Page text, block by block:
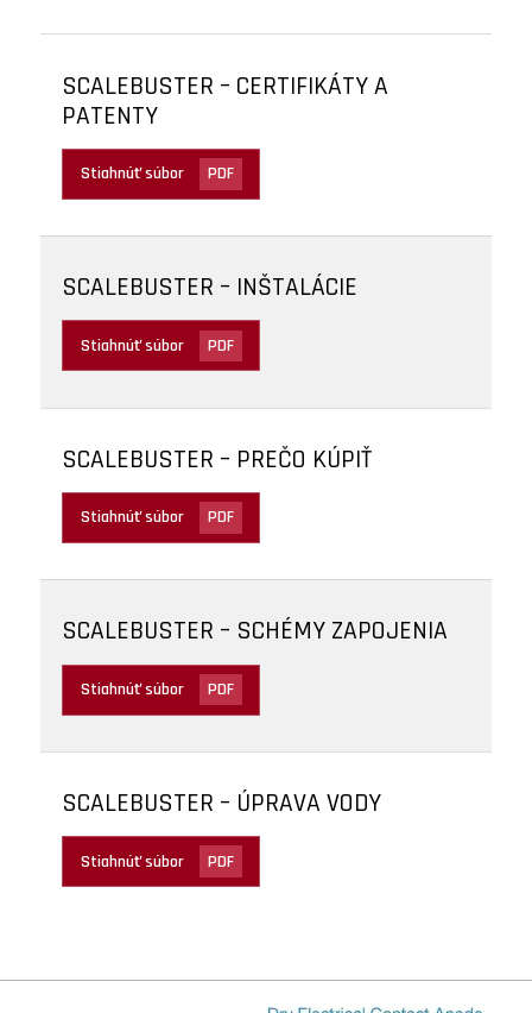
SCALEBUSTER – CERTIFIKÁTY A
PATENTY
Stiahnúť súbor PDF
SCALEBUSTER – INŠTALÁCIE
Stiahnúť súbor PDF
SCALEBUSTER – PREČO KÚPIŤ
Stiahnúť súbor PDF
SCALEBUSTER – SCHÉMY ZAPOJENIA
Stiahnúť súbor PDF
SCALEBUSTER – ÚPRAVA VODY
Stiahnúť súbor PDF